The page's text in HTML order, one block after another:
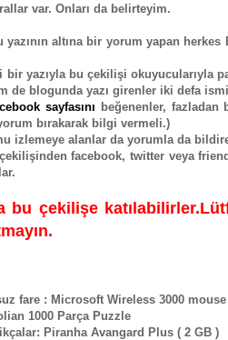
var. Onları da belirteyim.
altına bir yorum yapan
yazıyla bu çekilişi okuyucularıyla
de blogunda yazı girenler iki defa
sayfasını beğenenler, fazladan
bırakarak bilgi vermeli.)
izlemeye alanlar da yorumla da
facebook, twitter veya
bu çekilişe
fare : Microsoft Wireless 3000 mouse
1000 Parça Puzzle
Piranha Avangard Plus ( 2 GB )